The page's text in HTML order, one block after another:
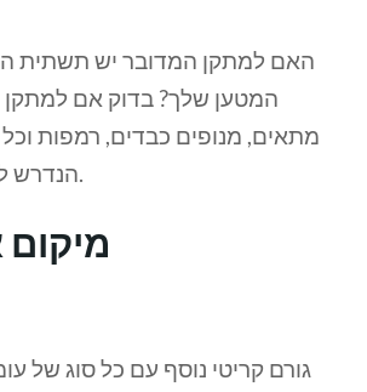
האם למתקן המדובר יש תשתית
המטען שלך? בדוק אם למתקן
מתאים, מנופים כבדים, רמפות
הנדרש לסוג המטען שלך.
גורם קריטי נוסף עם כל סוג של